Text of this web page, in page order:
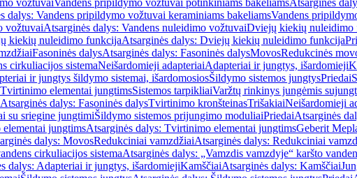
vožtuvaiVandens pripildymo vožtuvai potinkiniams bakeliamsAtsarginės
dalys: Vandens pripildymo vožtuvai keraminiams bakeliamsVandens
vožtuvaiAtsarginės dalys: Vandens nuleidimo vožtuvaiDviejų kiekių nuleidimo
kiekių nuleidimo funkcijaAtsarginės dalys: Dviejų kiekių nuleidimo funkcija
Fasoninės dalysAtsarginės dalys: Fasoninės dalysMovosRedukcinės
cirkuliacijos sistemaNeišardomieji adapteriaiAdapteriai ir jungtys, išardomieji
ir jungtys šildymo sistemai, išardomosiosŠildymo sistemos jungtysPriedai
Tvirtinimo elementai jungtimsSistemos tarpikliaiVaržtų rinkinys jungėmis
Atsarginės dalys: Fasoninės dalysTvirtinimo kronšteinasTrišakiaiNeišardomieji
su sriegine jungtimiŠildymo sistemos prijungimo moduliaiPriedaiAtsarginės
jungtimsAtsarginės dalys: Tvirtinimo elementai jungtimsGeberit
dalys: MovosRedukciniai vamzdžiaiAtsarginės dalys: Redukciniai
cirkuliacijos sistemaAtsarginės dalys: „Vamzdis vamzdyje“ karšto
dalys: Adapteriai ir jungtys, išardomiejiKamščiaiAtsarginės dalys: Kamščiai